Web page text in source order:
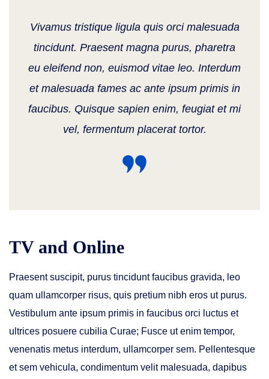
Vivamus tristique ligula quis orci malesuada
tincidunt. Praesent magna purus, pharetra
eu eleifend non, euismod vitae leo. Interdum
et malesuada fames ac ante ipsum primis in
faucibus. Quisque sapien enim, feugiat et mi
vel, fermentum placerat tortor.
TV and Online
Praesent suscipit, purus tincidunt faucibus gravida, leo
quam ullamcorper risus, quis pretium nibh eros ut purus.
Vestibulum ante ipsum primis in faucibus orci luctus et
ultrices posuere cubilia Curae; Fusce ut enim tempor,
venenatis metus interdum, ullamcorper sem. Pellentesque
et sem vehicula, condimentum velit malesuada, dapibus